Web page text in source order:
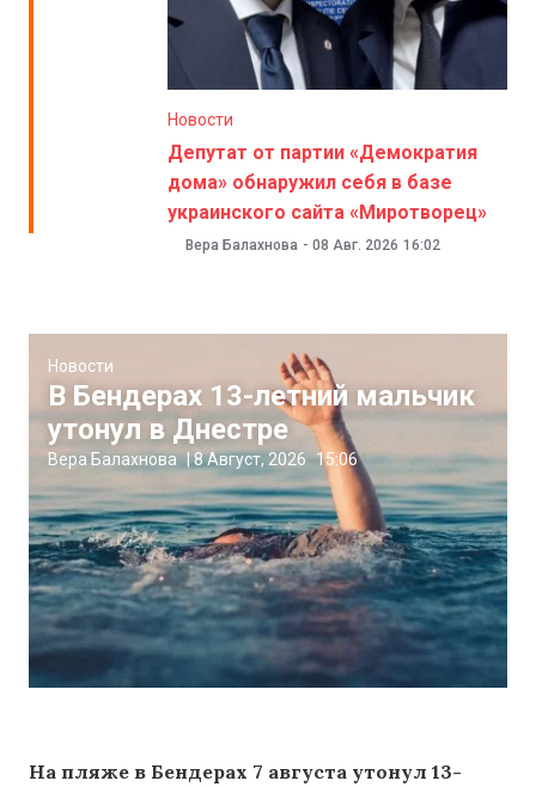
Новости
Депутат от партии «Демократия
дома» обнаружил себя в базе
украинского сайта «Миротворец»
Вера Балахнова - 08 Авг. 2026 16:02
Новости
В Бендерах 13-летний мальчик
утонул в Днестре
Вера Балахнова |8 Август, 2026 15:06
На пляже в Бендерах 7 августа утонул 13-